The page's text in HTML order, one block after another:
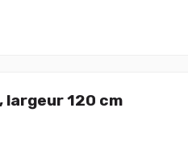
largeur 120 cm